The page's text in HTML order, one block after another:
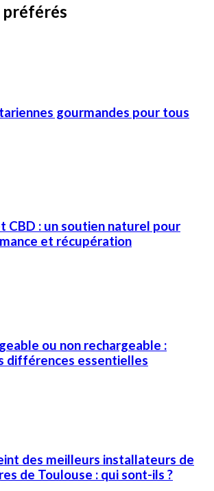
gourmandes pour tous
CBD : un soutien naturel pour
et récupération
ou non rechargeable :
différences essentielles
des meilleurs installateurs de
de Toulouse : qui sont-ils ?